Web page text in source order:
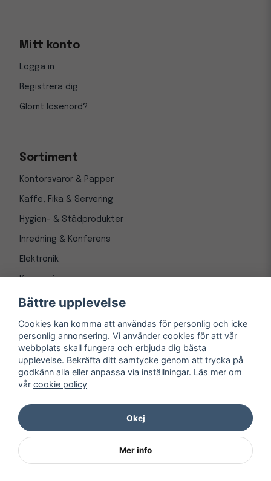
Mitt konto
Logga in
Registrera dig
Glömt lösenord?
Sortiment
Kontorsvaror & Papper
Kaffe, Fika & Servering
Hygien- & Städprodukter
Inredning & Konferens
Elektronik
Kampanjer
© Copyright 1997-2026
Bättre upplevelse
Cookies kan komma att användas för personlig och icke
personlig annonsering. Vi använder cookies för att vår
webbplats skall fungera och erbjuda dig bästa
upplevelse. Bekräfta ditt samtycke genom att trycka på
godkänn alla eller anpassa via inställningar. Läs mer om
vår cookie policy
Okej
Mer info